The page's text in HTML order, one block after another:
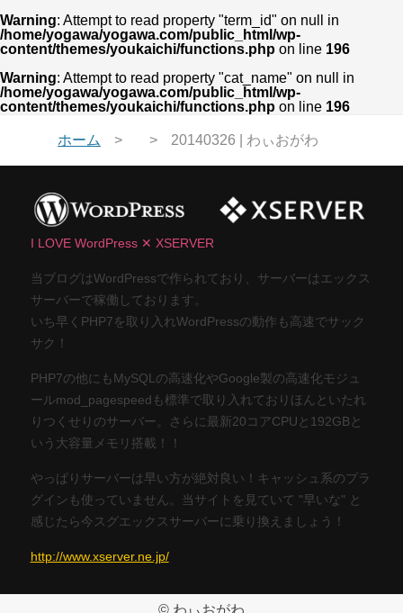
Warning: Attempt to read property "term_id" on null in
/home/yogawa/yogawa.com/public_html/wp-
content/themes/youkaichi/functions.php on line 196
Warning: Attempt to read property "cat_name" on null in
/home/yogawa/yogawa.com/public_html/wp-
content/themes/youkaichi/functions.php on line 196
ホーム 20140326 | わぃおがわ
I LOVE WordPress ✕ XSERVER
当ブログはWordPressで作られており、サーバーはエックス
サーバーで稼働しております。
いち早くPHP7を取り入れWordPressの動作も高速でサック
サク！
PHP7の他にもMySQLの高速化やGoogle製の高速化モジュ
ールmod_pagespeedも標準で取り入れておりほんといたれ
りつくせりのサーバー。さらに最新20コアCPUと192GBと
いう大容量メモリ搭載！！
やっぱりサーバーは早い方が絶対良い！キャッシュ系のプラ
グインも使っていません。当サイトを見ていて "早いな" と
感じたら今スグエックスサーバーに乗り換えましょう！
http://www.xserver.ne.jp/